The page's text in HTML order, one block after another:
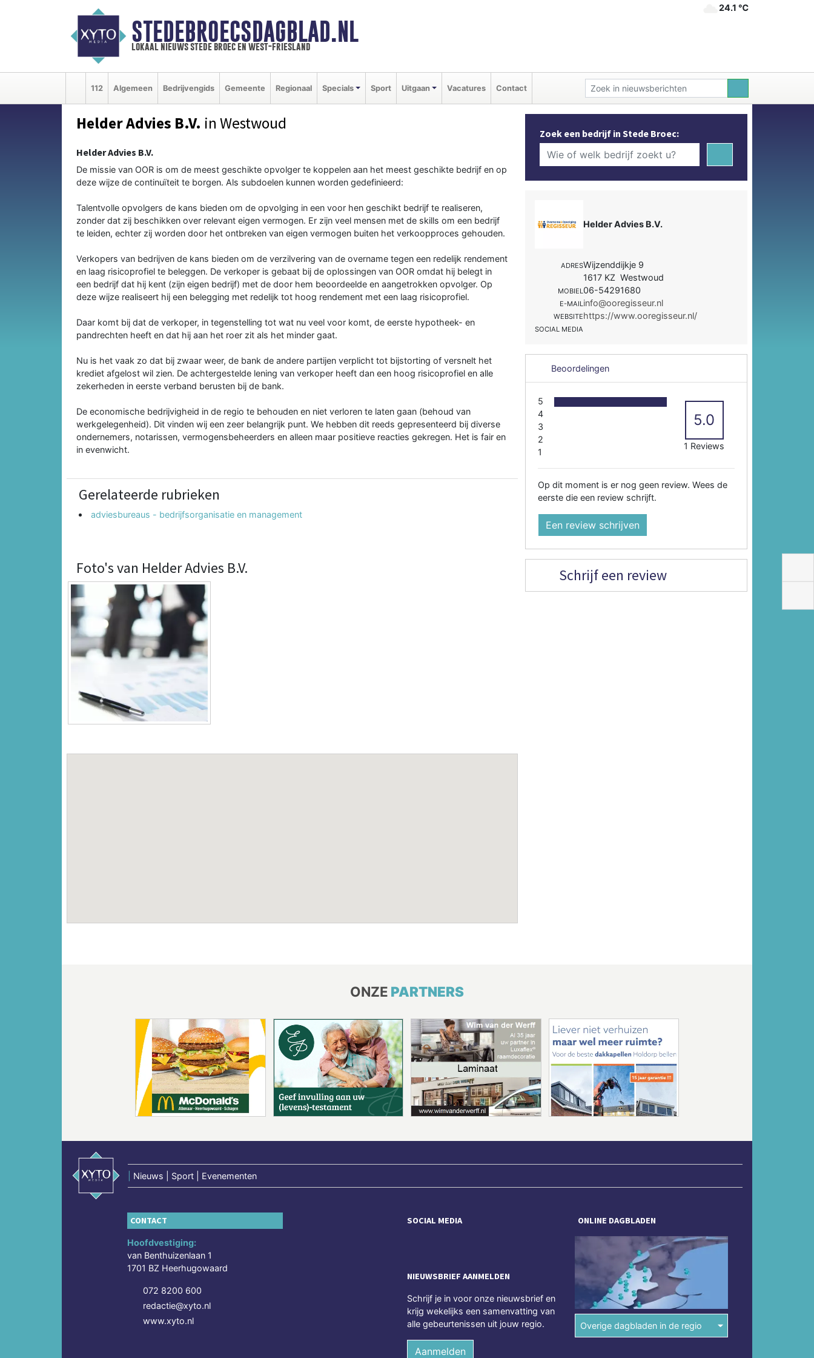
STEDEBROECSDAGBLAD.NL
lokaal nieuws stede broec en west-friesland
24.1 ℃
112 Algemeen Bedrijvengids Gemeente Regionaal Specials Sport Uitgaan Vacatures Contact
Helder Advies B.V. in Westwoud
Helder Advies B.V.
De missie van OOR is om de meest geschikte opvolger te koppelen aan het meest geschikte bedrijf en op
deze wijze de continuïteit te borgen. Als subdoelen kunnen worden gedefinieerd:
Talentvolle opvolgers de kans bieden om de opvolging in een voor hen geschikt bedrijf te realiseren,
zonder dat zij beschikken over relevant eigen vermogen. Er zijn veel mensen met de skills om een bedrijf
te leiden, echter zij worden door het ontbreken van eigen vermogen buiten het verkoopproces gehouden.
Verkopers van bedrijven de kans bieden om de verzilvering van de overname tegen een redelijk rendement
en laag risicoprofiel te beleggen. De verkoper is gebaat bij de oplossingen van OOR omdat hij belegt in
een bedrijf dat hij kent (zijn eigen bedrijf) met de door hem beoordeelde en aangetrokken opvolger. Op
deze wijze realiseert hij een belegging met redelijk tot hoog rendement met een laag risicoprofiel.
Daar komt bij dat de verkoper, in tegenstelling tot wat nu veel voor komt, de eerste hypotheek- en
pandrechten heeft en dat hij aan het roer zit als het minder gaat.
Nu is het vaak zo dat bij zwaar weer, de bank de andere partijen verplicht tot bijstorting of versnelt het
krediet afgelost wil zien. De achtergestelde lening van verkoper heeft dan een hoog risicoprofiel en alle
zekerheden in eerste verband berusten bij de bank.
De economische bedrijvigheid in de regio te behouden en niet verloren te laten gaan (behoud van
werkgelegenheid). Dit vinden wij een zeer belangrijk punt. We hebben dit reeds gepresenteerd bij diverse
ondernemers, notarissen, vermogensbeheerders en alleen maar positieve reacties gekregen. Het is fair en
in evenwicht.
Gerelateerde rubrieken
adviesbureaus - bedrijfsorganisatie en management
Foto's van Helder Advies B.V.
Zoek een bedrijf in Stede Broec:
Helder Advies B.V.
ADRESWijzenddijkje 9
1617 KZ Westwoud
MOBIEL06-54291680
E-MAILinfo@ooregisseur.nl
WEBSITEhttps://www.ooregisseur.nl/
SOCIAL MEDIA
Beoordelingen
5
4
3
2
1
5.0
1 Reviews
Op dit moment is er nog geen review. Wees de
eerste die een review schrijft.
Een review schrijven
Schrijf een review
ONZE PARTNERS
Nieuws | Sport | Evenementen
CONTACT
Hoofdvestiging:
van Benthuizenlaan 1
1701 BZ Heerhugowaard
072 8200 600
redactie@xyto.nl
www.xyto.nl
SOCIAL MEDIA
NIEUWSBRIEF AANMELDEN
Schrijf je in voor onze nieuwsbrief en
krijg wekelijks een samenvatting van
alle gebeurtenissen uit jouw regio.
Aanmelden
ONLINE DAGBLADEN
Overige dagbladen in de regio